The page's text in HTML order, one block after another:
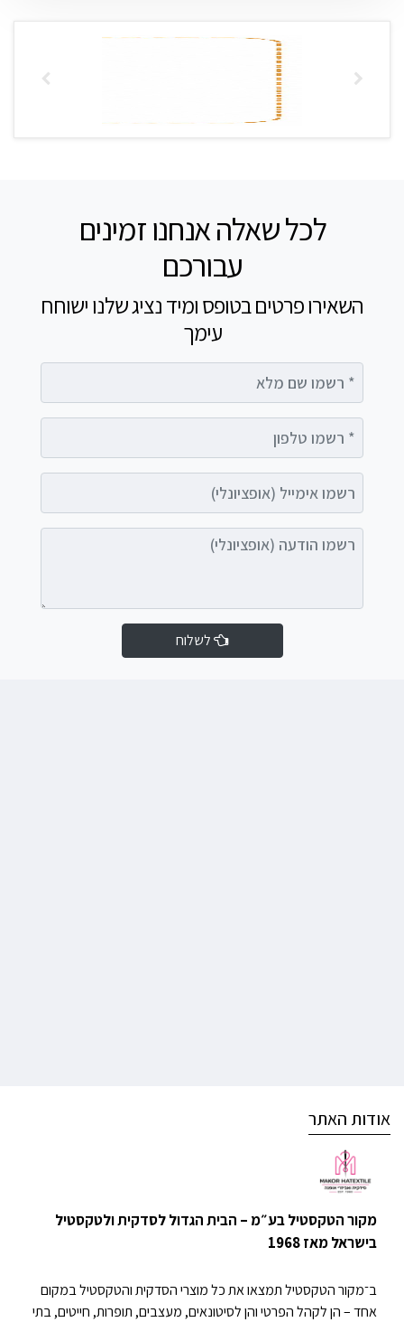
לכל שאלה אנחנו זמינים
עבורכם
השאירו פרטים בטופס ומיד נציג שלנו ישוחח
עימך
רשמו הודעה (אופציונלי)
לשלוח
אודות האתר
מקור הטקסטיל בע״מ – הבית הגדול לסדקית ולטקסטיל
בישראל מאז 1968
ב־מקור הטקסטיל תמצאו את כל מוצרי הסדקית והטקסטיל במקום
אחד – הן לקהל הפרטי והן לסיטונאים, מעצבים, תופרות, חייטים, בתי